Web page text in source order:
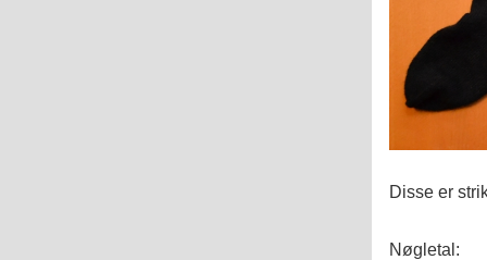
Disse er
Nøgletal: